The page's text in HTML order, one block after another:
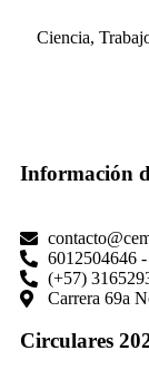
Ciencia,
Información
6012504646
(+57)
Carrera 69a
Circulares